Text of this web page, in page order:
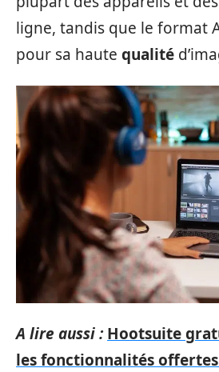
ligne, tandis que le format
pour sa haute qualité
A lire aussi : Hootsuite
les fonctionnalités